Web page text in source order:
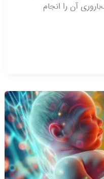
آن را انجام